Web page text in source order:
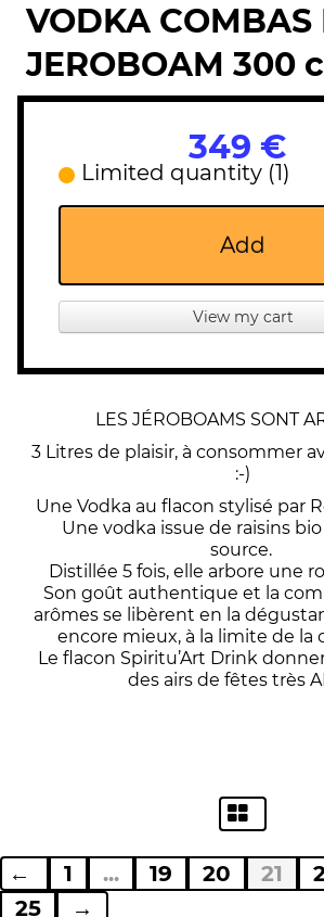
VODKA COMBAS
JEROBOAM 300
349 €
Limited quantity (1)
Add
View my cart
LES JÉROBOAMS SONT
3 Litres de plaisir, à consommer
:-)
Une Vodka au flacon stylisé par
Une vodka issue de raisins bio
source.
Distillée 5 fois, elle arbore une
Son goût authentique et la
arômes se libèrent en la
encore mieux, à la limite de la
Le flacon Spiritu’Art Drink
des airs de fêtes très
← 1 ... 19 20 21
25
→